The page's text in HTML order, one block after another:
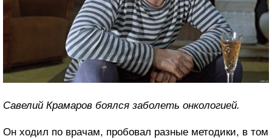
Савелий Крамаров боялся заболеть онкологией.
Он ходил по врачам, пробовал разные методики, в том